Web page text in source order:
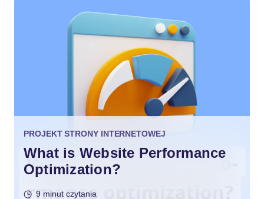
PROJEKT STRONY INTERNETOWEJ
What is Website Performance
Optimization?
9 minut czytania